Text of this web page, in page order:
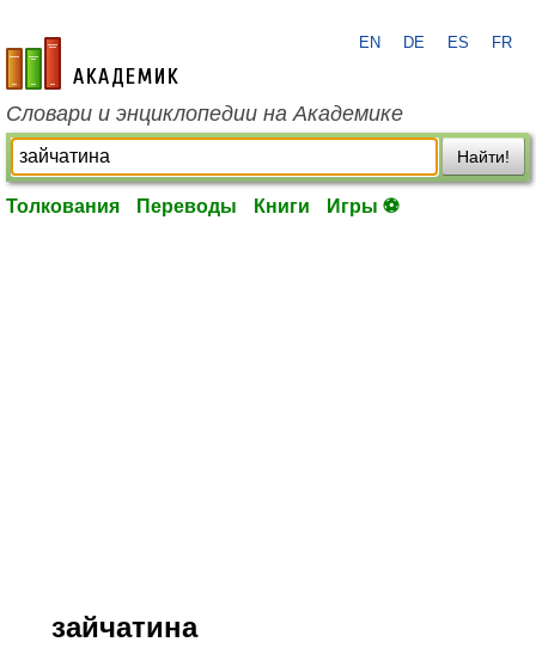
academic.ru
EN DE ES FR
Словари и энциклопедии на Академике
Найти!
Толкования Переводы Книги Игры ⚽
зайчатина